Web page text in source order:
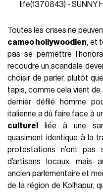
life(1370843) - SUNNY
Toutes les crises ne
cameo hollywoodien, et
pas se permettre
recoudre un scandale
choisir de parler, plutôt
tapis, comme cela vient de
dernier défilé homme
italienne a dû faire face à
culturel
liée à une
quasiment identique à la
protestations n’ont pas
d’artisans locaux, mais
ancien parlementaire et
de la région de Kolhapur,